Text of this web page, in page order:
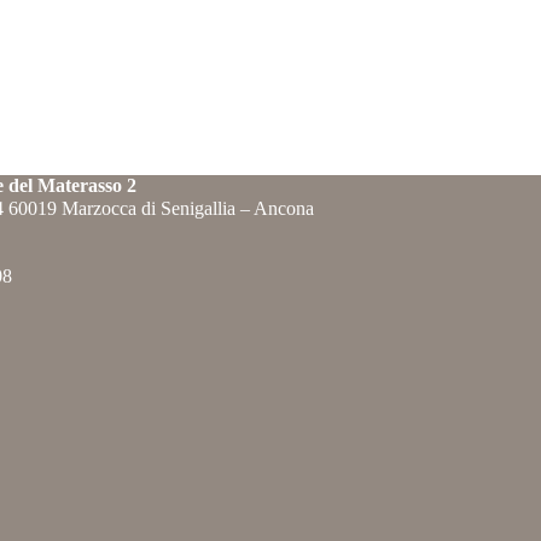
del Materasso 2
60019 Marzocca di Senigallia – Ancona